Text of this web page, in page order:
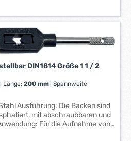
in einem Arbeitsgang. Für
(min. 7,5 V),
und Linkslauf und
sowie zum Schneiden von Hand
Aluminiumlegierungen sowie
geeignet. Ideal für
= 6 mm Materialstärke).
DIN1814 Größe 1 1 / 2
Länge:200 mm
Spannweite
sind
mit abschraubbaren und